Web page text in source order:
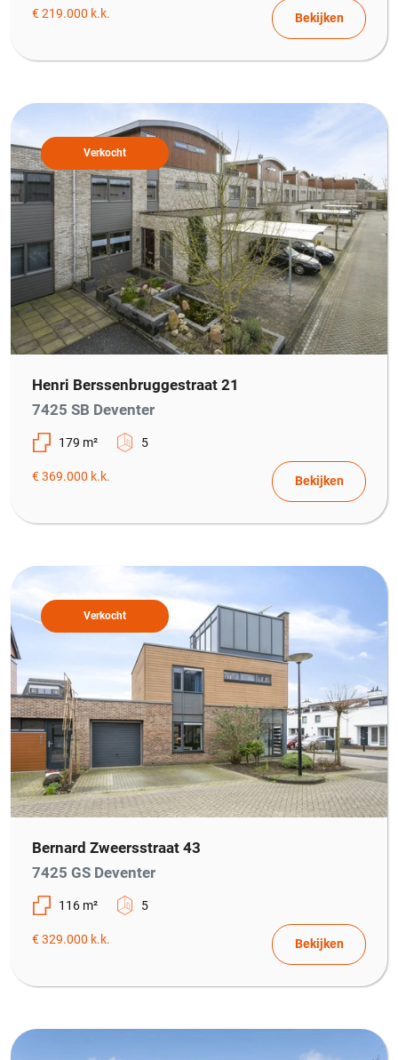
€ 219.000 k.k. Bekijken
Verkocht
Henri Berssenbruggestraat 21
7425 SB Deventer
179 m² 5
€ 369.000 k.k. Bekijken
Verkocht
Bernard Zweersstraat 43
7425 GS Deventer
116 m² 5
€ 329.000 k.k. Bekijken